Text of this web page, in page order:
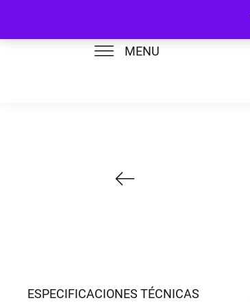
MENU
ESPECIFICACIONES TÉCNICAS